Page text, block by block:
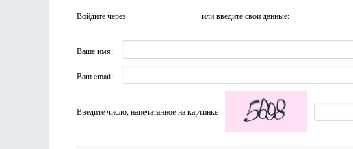
Войдите через или введите свои данные:
Ваше имя:
Ваш email:
Введите число, напечатанное на картинке